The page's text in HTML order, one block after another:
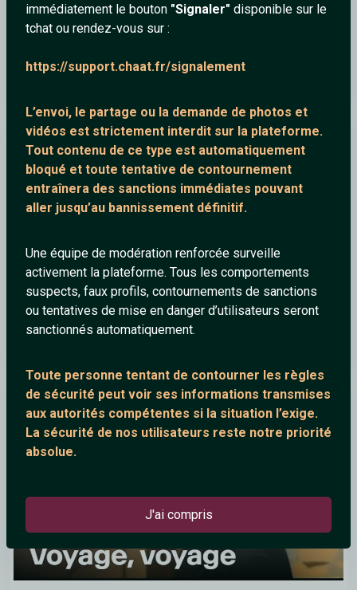
immédiatement le bouton "Signaler" disponible sur le
tchat ou rendez-vous sur :
https://support.chaat.fr/signalement
L’envoi, le partage ou la demande de photos et
vidéos est strictement interdit sur la plateforme.
Tout contenu de ce type est automatiquement
bloqué et toute tentative de contournement
entraînera des sanctions immédiates pouvant
aller jusqu’au bannissement définitif.
Une équipe de modération renforcée surveille
activement la plateforme. Tous les comportements
suspects, faux profils, contournements de sanctions
ou tentatives de mise en danger d’utilisateurs seront
sanctionnés automatiquement.
Toute personne tentant de contourner les règles
de sécurité peut voir ses informations transmises
aux autorités compétentes si la situation l’exige.
La sécurité de nos utilisateurs reste notre priorité
absolue.
J'ai compris
officiel)
Cherry